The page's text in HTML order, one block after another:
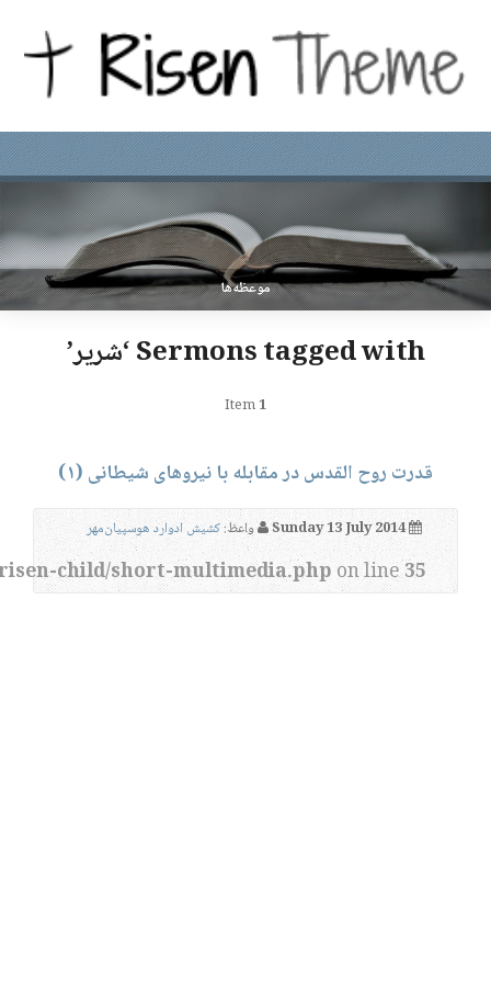
موعظه‌ها
Sermons tagged with ‘شریر’
1
قدرت روح القدس در مقابله با نیروهای شیطانی (۱)
Sunday 13 July 2014 واعظ:کشیش ادوارد هوسپیان‌مهر
child/short-multimedia.php on line35